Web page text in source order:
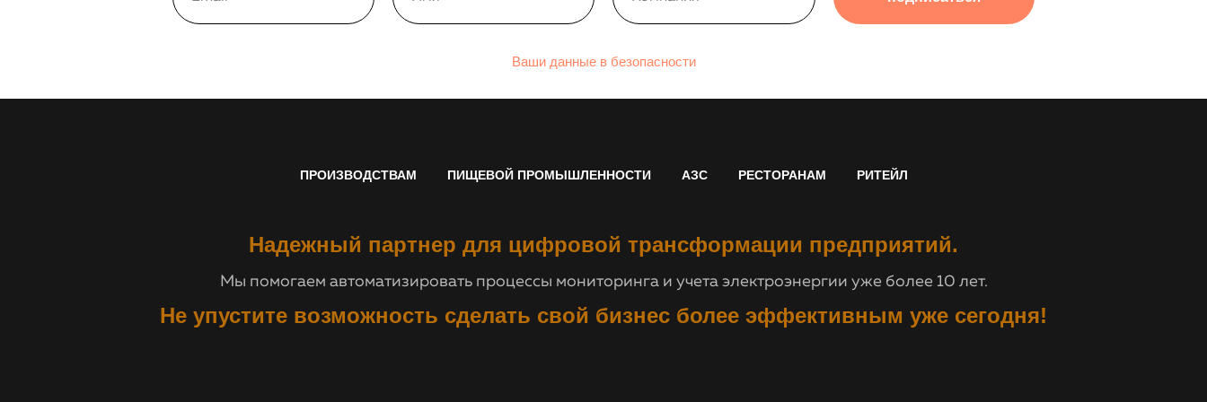
Ваши данные в безопасности
ПРОИЗВОДСТВАМ ПИЩЕВОЙ ПРОМЫШЛЕННОСТИ АЗС РЕСТОРАНАМ РИТЕЙЛ
Надежный партнер для цифровой трансформации предприятий.
Мы помогаем автоматизировать процессы мониторинга и учета электроэнергии уже более 10 лет.
Не упустите возможность сделать свой бизнес более эффективным уже сегодня!